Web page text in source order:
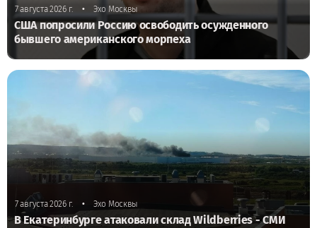
7 августа 2026 г. • Эхо Москвы
США попросили Россию освободить осужденного
бывшего американского морпеха
7 августа 2026 г. • Эхо Москвы
В Екатеринбурге атаковали склад Wildberries - СМИ